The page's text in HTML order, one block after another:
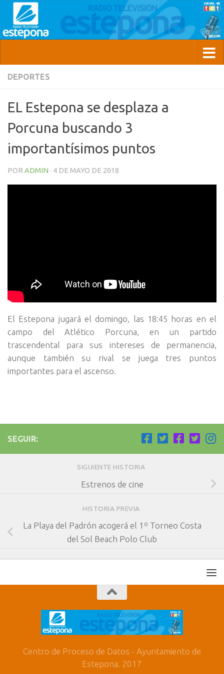
DEPORTES
EL Estepona se desplaza a
Porcuna buscando 3
importantísimos puntos
POR ADMIN · 4 DE MAYO DE 2018
El Estepona jugará el domingo, las 18:45 horas en el
campo del Atlético Porcuna, en un partido
trascendental para sus intereses de permanencia,
aunque también su rival se juega tres puntos
importantes para el ascenso.
SEGUIR:
SIGUIENTE HISTORIA
Estrenos de cine
HISTORIA PREVIA
La Playa del Padrón acogerá el 1º Torneo Costa
del Sol Beach Polo Club
Centro de Proceso de Datos - Ayuntamiento de
Estepona. 2017